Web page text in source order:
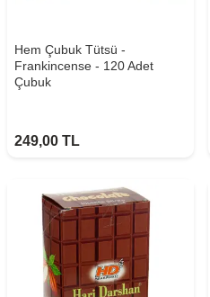
Hem Çubuk Tütsü -
Frankincense - 120 Adet
Çubuk
249,00 TL